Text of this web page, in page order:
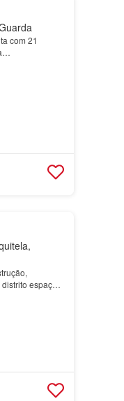
com 21
distrito espaços,